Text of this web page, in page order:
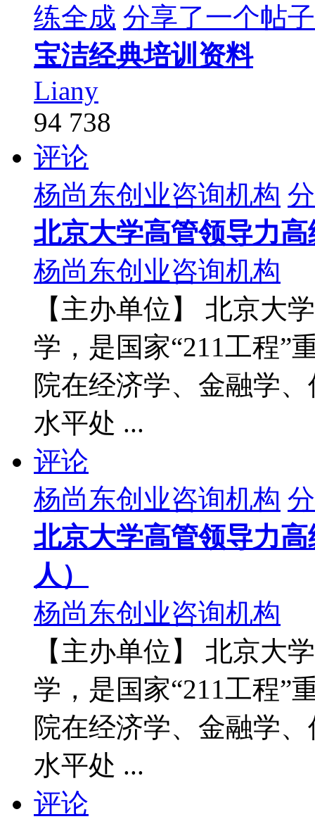
练全成 分享了一个帖子
宝洁经典培训资料
Liany
94 738
评论
杨尚东创业咨询机构
北京大学高管领导力
杨尚东创业咨询机构
【主办单位】 北京大
学，是国家“211工程”
院在经济学、金融学
水平处 ...
评论
杨尚东创业咨询机构
北京大学高管领导力
人）
杨尚东创业咨询机构
【主办单位】 北京大
学，是国家“211工程”
院在经济学、金融学
水平处 ...
评论